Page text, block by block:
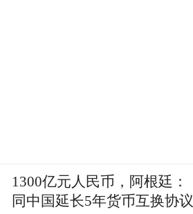
1300亿元人民币，阿根廷：
同中国延长5年货币互换协议